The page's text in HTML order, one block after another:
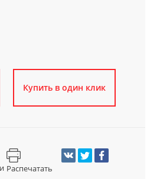
Купить в один клик
Распечатать